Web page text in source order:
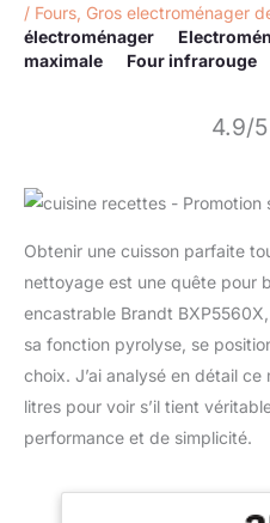
/ Fours Gros electroménager
électroménager
maximale
Four infrarouge
4.9/
Obtenir une cuisson parfaite
nettoyage est une quête pour
encastrable Brandt
sa fonction pyrolyse, se
choix. J’ai analysé en détail
litres pour voir s’il tient
performance et de simplicité.